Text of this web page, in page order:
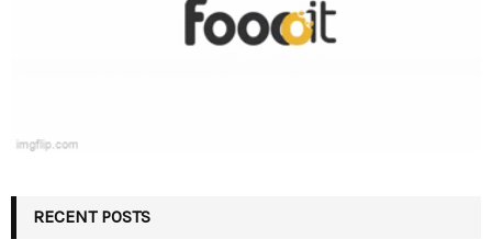
RECENT POSTS